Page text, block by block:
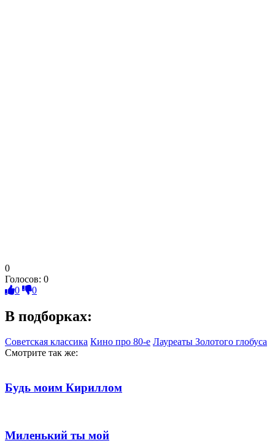
0
Голосов: 0
0
0
В подборках:
Советская классика Кино про 80-е Лауреаты Золотого глобуса
Смотрите так же:
Будь моим Кириллом
Миленький ты мой